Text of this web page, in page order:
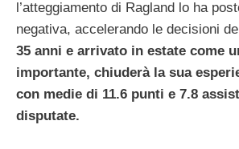
l’atteggiamento di Ragland lo ha
negativa, accelerando le decisioni
35 anni e arrivato in estate come
importante, chiuderà la sua
con medie di 11.6 punti e 7.8
disputate.